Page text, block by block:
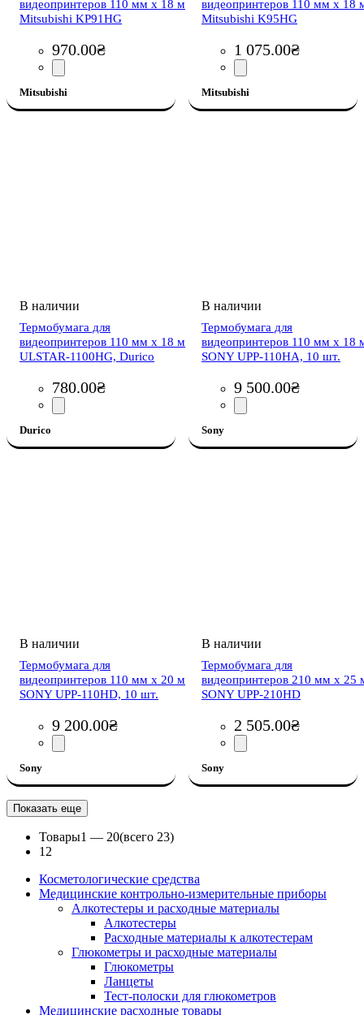
видеопринтеров 110 мм х 18 м
Mitsubishi KP91HG
970.00₴
Mitsubishi
видеопринтеров 110 мм х 18
Mitsubishi K95HG
1 075.00₴
Mitsubishi
Термобумага для
видеопринтеров 110 мм х 18 м
ULSTAR-1100HG, Durico
780.00₴
Durico
Термобумага для
видеопринтеров 110 мм x 18
SONY UPP-110HА, 10 шт.
9 500.00₴
Sony
Термобумага для
видеопринтеров 110 мм x 20 м
SONY UPP-110HD, 10 шт.
9 200.00₴
Sony
Термобумага для
видеопринтеров 210 мм х 25
SONY UPP-210HD
2 505.00₴
Sony
Показать еще
Товары1 — 20(всего 23)
1 2
Косметологические средства
Медицинские контрольно-измерительные приборы
Алкотестеры и расходные материалы
Алкотестеры
Расходные материалы к алкотестерам
Глюкометры и расходные материалы
Глюкометры
Ланцеты
Тест-полоски для глюкометров
Медицинские расходные товары